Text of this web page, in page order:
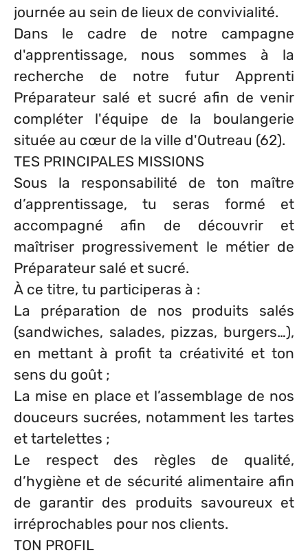
journée au sein de lieux de convivialité.
Dans le cadre de notre campagne
d'apprentissage, nous sommes à la
recherche de notre futur Apprenti
Préparateur salé et sucré afin de venir
compléter l'équipe de la boulangerie
située au cœur de la ville d'Outreau (62).
TES PRINCIPALES MISSIONS
Sous la responsabilité de ton maître
d’apprentissage, tu seras formé et
accompagné afin de découvrir et
maîtriser progressivement le métier de
Préparateur salé et sucré.
À ce titre, tu participeras à :
La préparation de nos produits salés
(sandwiches, salades, pizzas, burgers…),
en mettant à profit ta créativité et ton
sens du goût ;
La mise en place et l’assemblage de nos
douceurs sucrées, notamment les tartes
et tartelettes ;
Le respect des règles de qualité,
d’hygiène et de sécurité alimentaire afin
de garantir des produits savoureux et
irréprochables pour nos clients.
TON PROFIL